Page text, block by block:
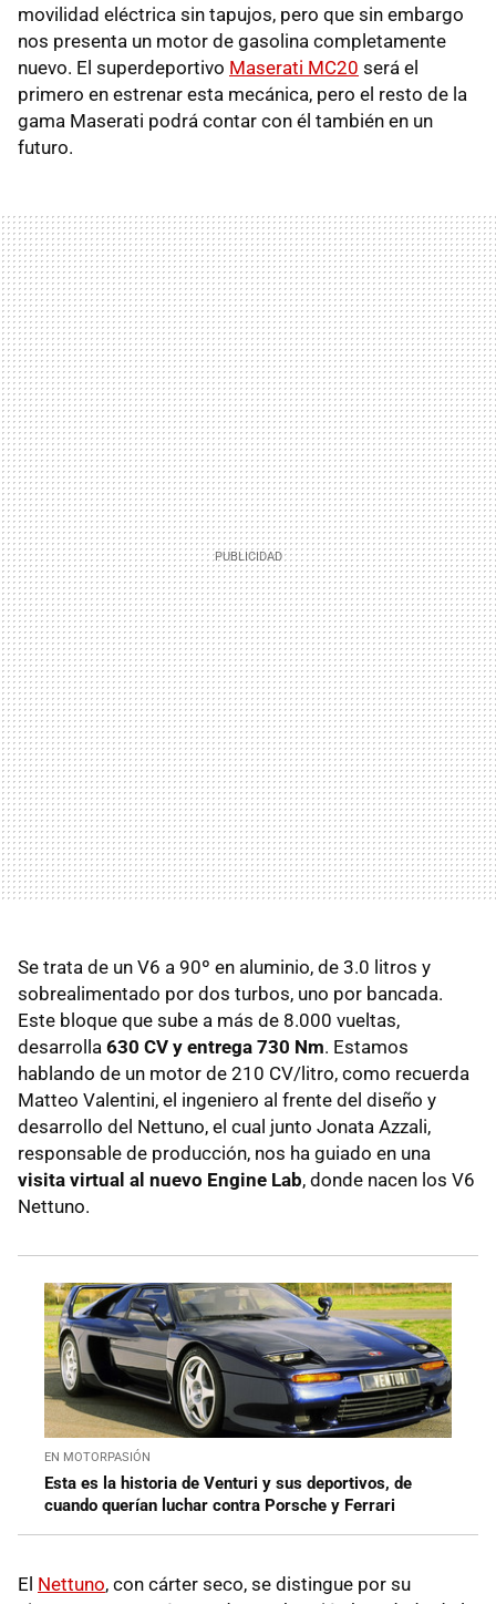
movilidad eléctrica sin tapujos, pero que sin embargo
nos presenta un motor de gasolina completamente
nuevo. El superdeportivo Maserati MC20 será el
primero en estrenar esta mecánica, pero el resto de la
gama Maserati podrá contar con él también en un
futuro.
Se trata de un V6 a 90º en aluminio, de 3.0 litros y
sobrealimentado por dos turbos, uno por bancada.
Este bloque que sube a más de 8.000 vueltas,
desarrolla 630 CV y entrega 730 Nm. Estamos
hablando de un motor de 210 CV/litro, como recuerda
Matteo Valentini, el ingeniero al frente del diseño y
desarrollo del Nettuno, el cual junto Jonata Azzali,
responsable de producción, nos ha guiado en una
visita virtual al nuevo Engine Lab, donde nacen los V6
Nettuno.
EN MOTORPASIÓN
Esta es la historia de Venturi y sus deportivos, de
cuando querían luchar contra Porsche y Ferrari
El Nettuno, con cárter seco, se distingue por su